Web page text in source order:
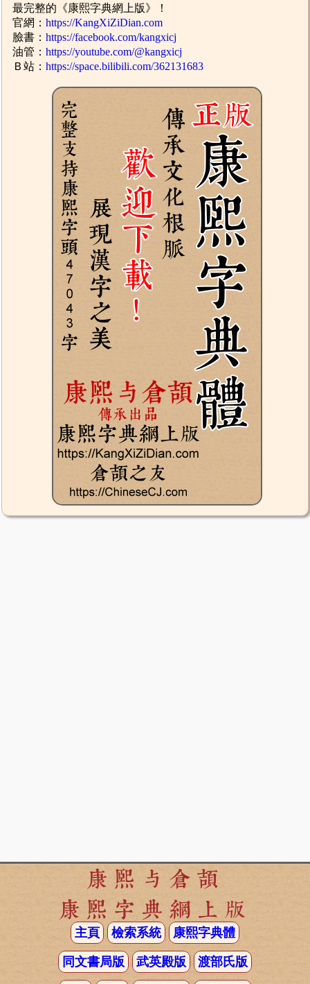
最完整的《康熙字典網上版》！
官網：https://KangXiZiDian.com
臉書：https://facebook.com/kangxicj
油管：https://youtube.com/@kangxicj
Ｂ站：https://space.bilibili.com/362131683
康熙与倉頡
康熙字典網上版
主頁 檢索系統 康熙字典體
同文書局版 武英殿版 渡部氏版